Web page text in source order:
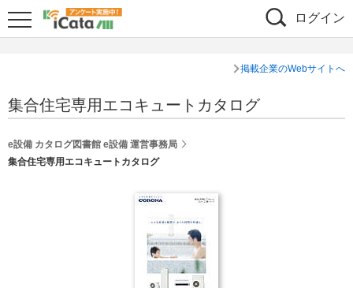
ログイン
掲載企業のWebサイトへ
集合住宅専用エコキュートカタログ
e設備 カタログ図書館 e設備 運営事務局
集合住宅専用エコキュートカタログ